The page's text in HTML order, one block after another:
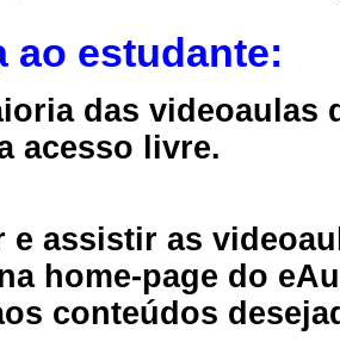
ao estudante:
das videoaulas
acesso livre.
e assistir as
home-page do
conteúdos